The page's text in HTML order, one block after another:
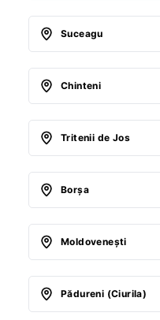
Suceagu
Chinteni
Tritenii de Jos
Borşa
Moldoveneşti
Pădureni (Ciurila)